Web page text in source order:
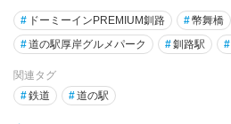
# ドーミーインPREMIUM釧路 #幣舞橋
#道の駅厚岸グルメパーク #釧路駅 #
関連タグ
#鉄道 #道の駅